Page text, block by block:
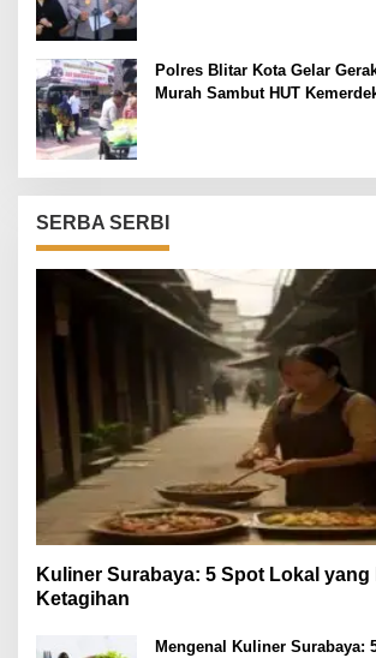
Polres Blitar Kota Gelar
Murah Sambut HUT
SERBA SERBI
Kuliner Surabaya: 5 Spot Lokal yang
Ketagihan
Mengenal Kuliner Surabaya: